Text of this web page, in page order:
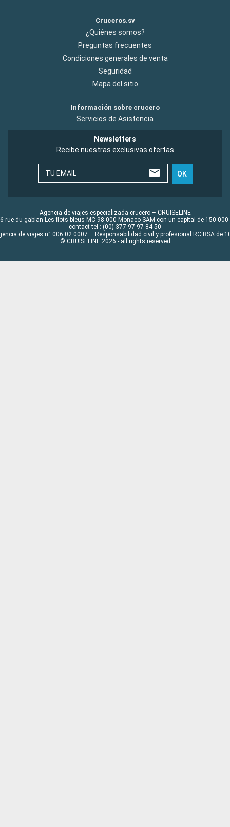
Cruceros.sv
¿Quiénes somos?
Preguntas frecuentes
Condiciones generales de venta
Seguridad
Mapa del sitio
Información sobre crucero
Servicios de Asistencia
Newsletters
Recibe nuestras exclusivas ofertas
TU EMAIL OK
Agencia de viajes especializada crucero – CRUISELINE
rue du gabian Les flots bleus MC 98 000 Monaco SAM con un capital de 150 000
contact tel : (00) 377 97 97 84 50
de viajes n° 006 02 0007 – Responsabilidad civil y profesional RC RSA de
© CRUISELINE 2026 - all rights reserved